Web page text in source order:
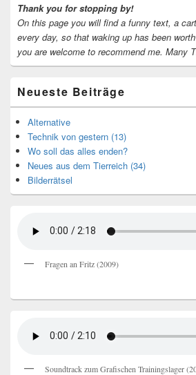
Thank you for stopping by!
On this page you will find a funny text, a
every day, so that waking up has been
you are welcome to recommend me. Many
Neueste Beiträge
Alternative
Technik von gestern (13)
Wo soll das alles enden?
Neues aus dem Tierreich (34)
Bilderrätsel
Fragen an Fritz (2009)
Soundtrack zum Grafischen Trainingslager